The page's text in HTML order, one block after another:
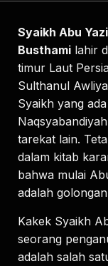
Syaikh Abu
Busthami lahir
timur Laut
Sulthanul
Syaikh yang
tarekat lain.
dalam kitab
bahwa mulai
adalah
Kakek Syaikh
seorang
adalah salah